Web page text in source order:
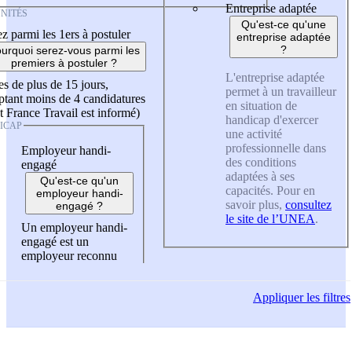
parmi les 1ers à postuler
serez-vous parmi les
premiers à postuler ?
de plus de 15 jours,
moins de 4 candidatures
France Travail est informé)
Employeur handi-
engagé
Qu'est-ce qu'un
employeur handi-
engagé ?
Un employeur handi-
engagé est un
employeur reconnu
Entreprise adaptée
Qu'est-ce qu'une
entreprise adaptée
?
L'entreprise adaptée
permet à un travailleur
en situation de
handicap d'exercer
une activité
professionnelle dans
des conditions
adaptées à ses
capacités. Pour en
savoir plus, consultez
le site de l’UNEA.
Appliquerles filtres